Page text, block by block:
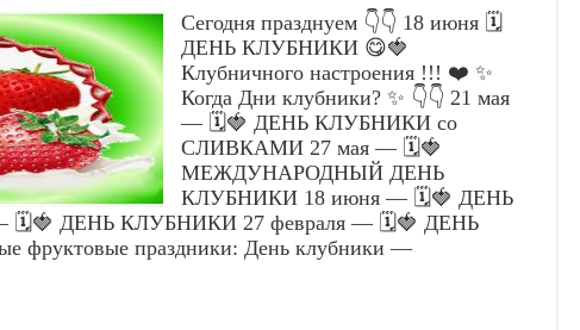
Сегодня празднуем 👇👇 18 июня 🗓️
ДЕНЬ КЛУБНИКИ 😋🍓
Клубничного настроения !!! ❤️ ✨
Когда Дни клубники? ✨ 👇👇 21 мая
— 🗓️🍓 ДЕНЬ КЛУБНИКИ со
СЛИВКАМИ 27 мая — 🗓️🍓
МЕЖДУНАРОДНЫЙ ДЕНЬ
КЛУБНИКИ 18 июня — 🗓️🍓 ДЕНЬ
🗓️🍓 ДЕНЬ КЛУБНИКИ 27 февраля — 🗓️🍓 ДEНЬ
праздники: День клубники —